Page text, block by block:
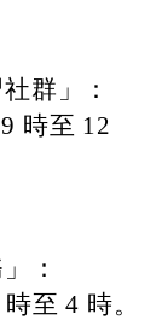
群」：
時至 12
：
至 4 時。